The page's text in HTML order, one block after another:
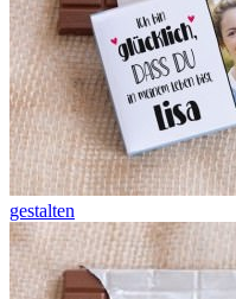
gestalten